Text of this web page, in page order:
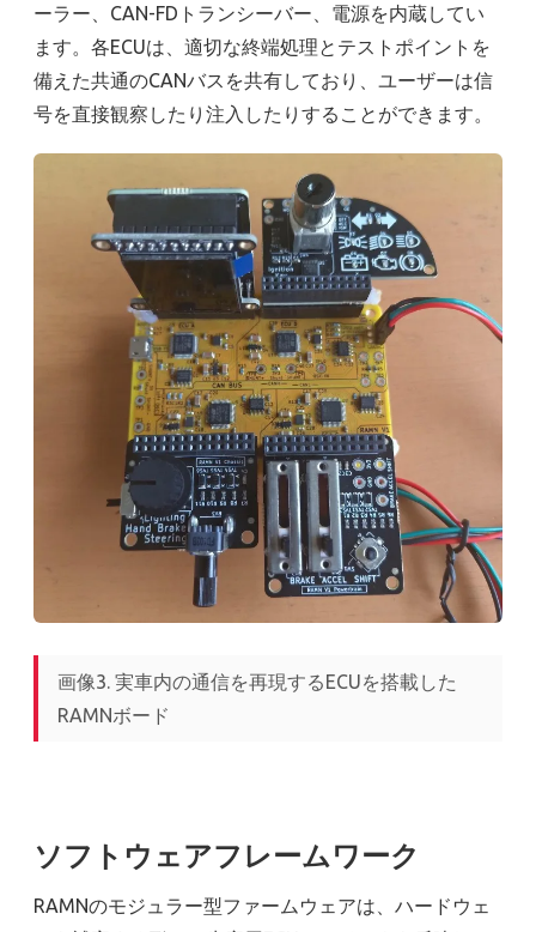
ーラー、CAN-FDトランシーバー、電源を内蔵してい
ます。各ECUは、適切な終端処理とテストポイントを
備えた共通のCANバスを共有しており、ユーザーは信
号を直接観察したり注入したりすることができます。
画像3. 実車内の通信を再現するECUを搭載した
RAMNボード
ソフトウェアフレームワーク
RAMNのモジュラー型ファームウェアは、ハードウェ